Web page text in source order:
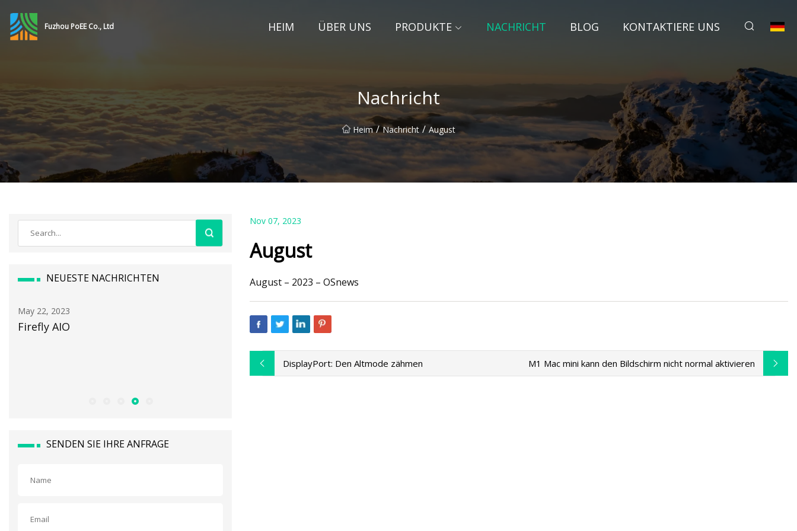
Fuzhou PoEE Co., Ltd HEIM ÜBER UNS PRODUKTE NACHRICHT BLOG KONTAKTIERE UNS
Nachricht
Heim / Nachricht / August
NEUESTE NACHRICHTEN
May 22, 2023
Firefly AIO
Sparen Sie bis zum 13. August über 800
generalüberholten 13,3-Zoll-MacBook
SENDEN SIE IHRE ANFRAGE
Nov 07, 2023
August
August – 2023 – OSnews
DisplayPort: Den Altmode zähmen M1 Mac mini kann den Bildschirm nicht normal aktivieren